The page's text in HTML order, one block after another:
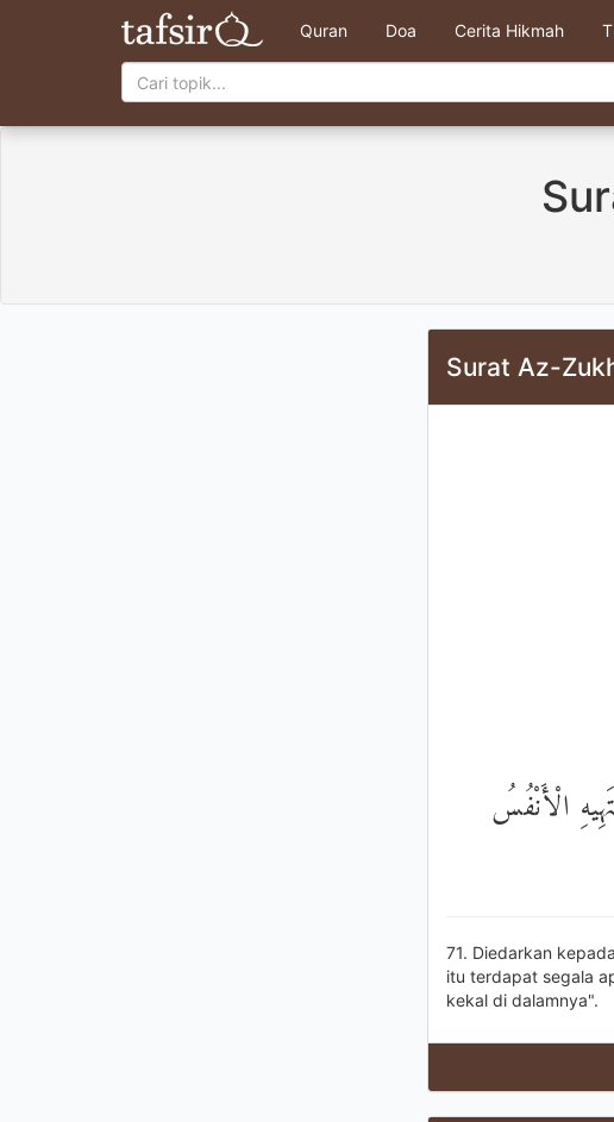
Quran Doa Cerita Hikmah
Surat Az-
الْأَنْفُسُ
71. Diedarkan
itu terdapat segala
kekal di dalamnya".